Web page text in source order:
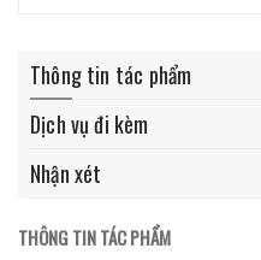
Thông tin tác phẩm
Dịch vụ đi kèm
Nhận xét
THÔNG TIN TÁC PHẨM